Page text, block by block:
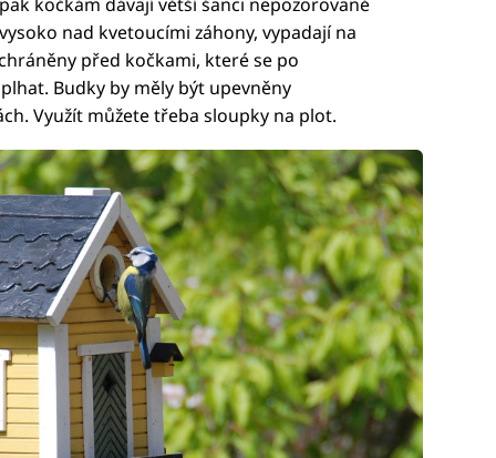
nad kvetoucími záhony, vypadají na
před kočkami, které se po
Budky by měly být upevněny
Využít můžete třeba sloupky na plot.